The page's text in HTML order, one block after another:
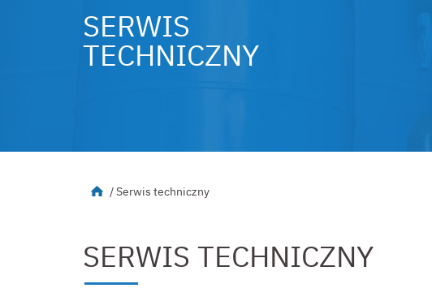
SERWIS
TECHNICZNY
Start /Serwis techniczny
SERWIS TECHNICZNY